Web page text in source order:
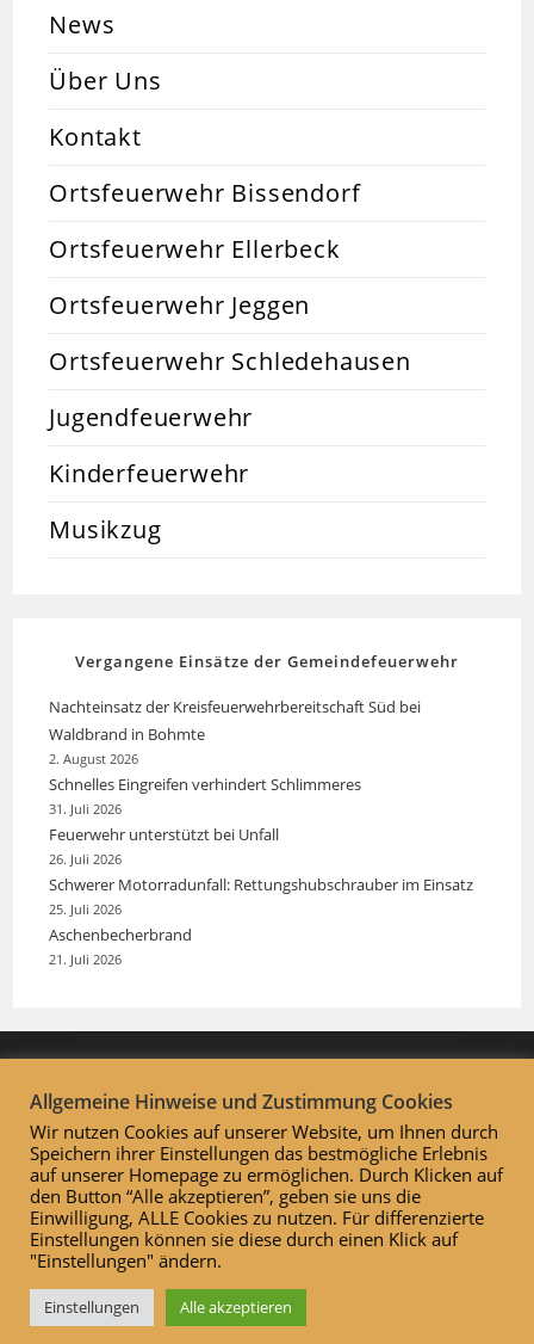
News
Über Uns
Kontakt
Ortsfeuerwehr Bissendorf
Ortsfeuerwehr Ellerbeck
Ortsfeuerwehr Jeggen
Ortsfeuerwehr Schledehausen
Jugendfeuerwehr
Kinderfeuerwehr
Musikzug
Vergangene Einsätze der Gemeindefeuerwehr
Nachteinsatz der Kreisfeuerwehrbereitschaft Süd bei
Waldbrand in Bohmte
2. August 2026
Schnelles Eingreifen verhindert Schlimmeres
31. Juli 2026
Feuerwehr unterstützt bei Unfall
26. Juli 2026
Schwerer Motorradunfall: Rettungshubschrauber im Einsatz
25. Juli 2026
Aschenbecherbrand
21. Juli 2026
Datenschutzerklärung Impressum
Allgemeine Hinweise und Zustimmung Cookies
Wir nutzen Cookies auf unserer Website, um Ihnen durch
Speichern ihrer Einstellungen das bestmögliche Erlebnis
auf unserer Homepage zu ermöglichen. Durch Klicken auf
den Button “Alle akzeptieren”, geben sie uns die
Einwilligung, ALLE Cookies zu nutzen. Für differenzierte
Einstellungen können sie diese durch einen Klick auf
"Einstellungen" ändern.
Einstellungen Alle akzeptieren